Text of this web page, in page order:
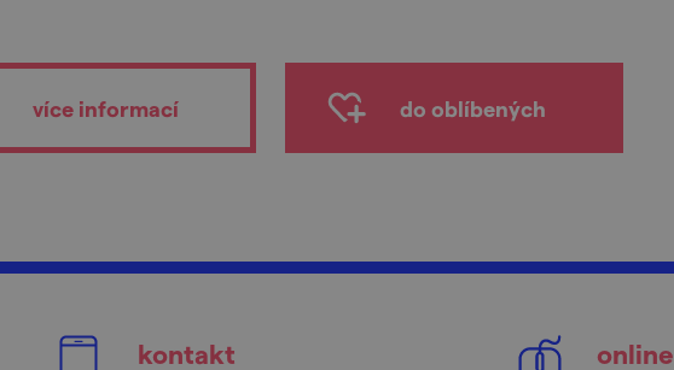
více informací do oblíbených
kontakt online